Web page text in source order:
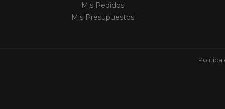
Mis Pedidos
Mis Presupuestos
Política